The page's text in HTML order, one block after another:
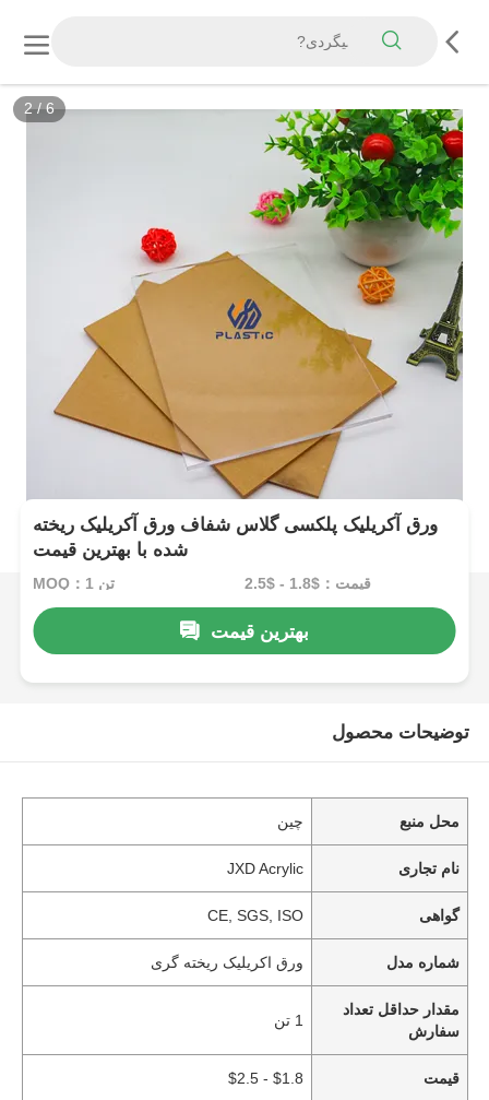
3/6
ورق آکریلیک پلکسی گلاس شفاف ورق آکریلیک ریخته
شده با بهترین قیمت
MOQ：1 تن قیمت：$1.8 - $2.5
بهترین قیمت
توضیحات محصول
محل منبع چین
نام تجاری JXD Acrylic
گواهی CE, SGS, ISO
شماره مدل ورق اکریلیک ریخته گری
مقدار حداقل تعداد
سفارش
1 تن
قیمت $1.8 - $2.5